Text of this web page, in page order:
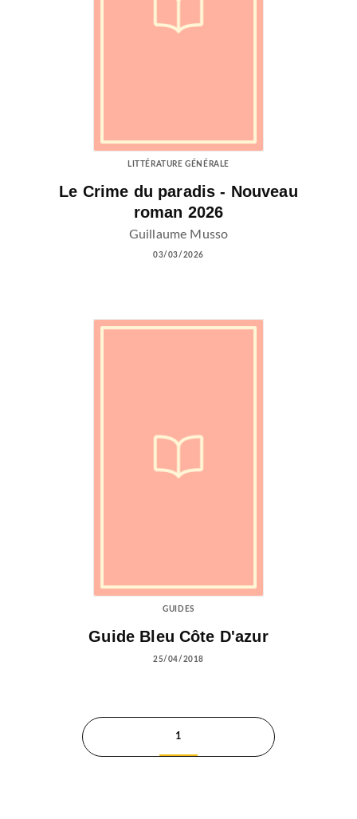
LITTÉRATURE GÉNÉRALE
Le Crime du paradis - Nouveau
roman 2026
Guillaume Musso
03/03/2026
GUIDES
Guide Bleu Côte D'azur
25/04/2018
1